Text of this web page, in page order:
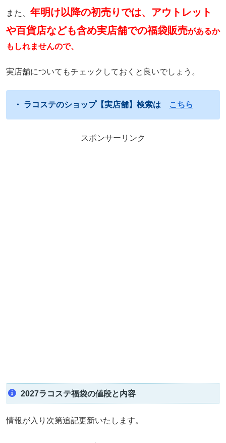
また、 年明け以降の初売りでは、アウトレット
や百貨店なども含め実店舗での福袋販売があるか
もしれませんので、
実店舗についてもチェックしておくと良いでしょう。
・ ラコステのショップ【実店舗】検索は こちら
スポンサーリンク
2027ラコステ福袋の値段と内容
情報が入り次第追記更新いたします。